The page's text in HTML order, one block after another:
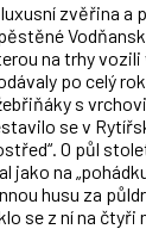
zvěřina a
na trhy vozili
po celý
s
se v
O půl
jako na
husu za
se z ní na čtyři